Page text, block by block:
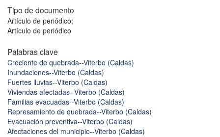
Tipo de documento
Artículo de periódico;
Artículo de periódico
Palabras clave
Creciente de quebrada--Viterbo (Caldas)
Inundaciones--Viterbo (Caldas)
Fuertes lluvias--Viterbo (Caldas)
Viviendas afectadas--Viterbo (Caldas)
Familias evacuadas--Viterbo (Caldas)
Represamiento de quebrada--Viterbo (Caldas)
Evacuación preventiva--Viterbo (Caldas)
Afectaciones del municipio--Viterbo (Caldas)